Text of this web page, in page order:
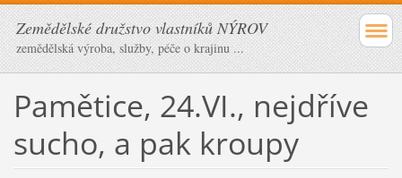
Zemědělské družstvo vlastníků NÝROV
zemědělská výroba, služby, péče o krajinu ...
Pamětice, 24.VI., nejdříve
sucho, a pak kroupy